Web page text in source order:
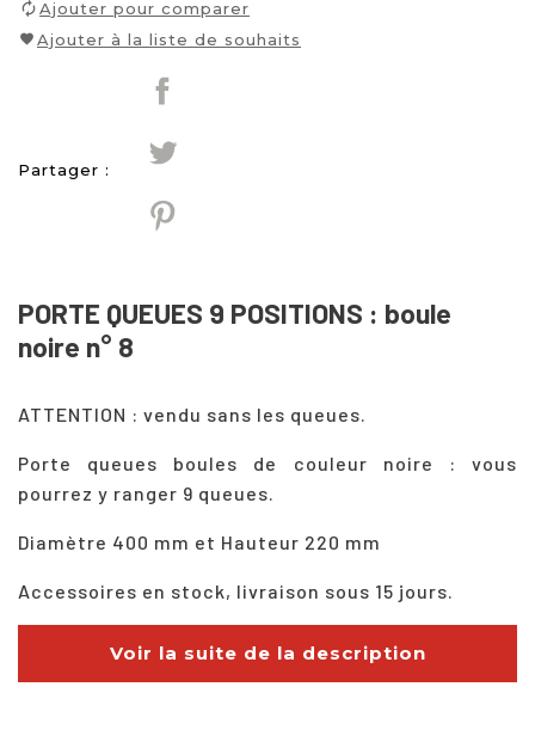
Ajouter pour comparer
Ajouter à la liste de souhaits
Partager :
PORTE QUEUES 9 POSITIONS : boule
noire n° 8
ATTENTION : vendu sans les queues.
Porte queues boules de couleur noire : vous
pourrez y ranger 9 queues.
Diamètre 400 mm et Hauteur 220 mm
Accessoires en stock, livraison sous 15 jours.
Voir la suite de la description